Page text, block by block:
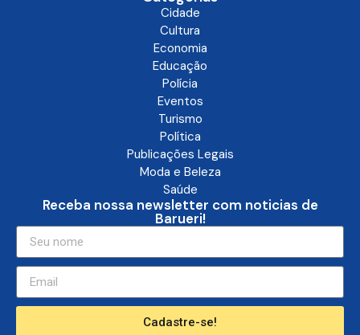
Cidade
Cultura
Economia
Educação
Polícia
Eventos
Turismo
Política
Publicações Legais
Moda e Beleza
Saúde
Receba nossa newsletter com noticias de
Barueri!
Cadastre-se!